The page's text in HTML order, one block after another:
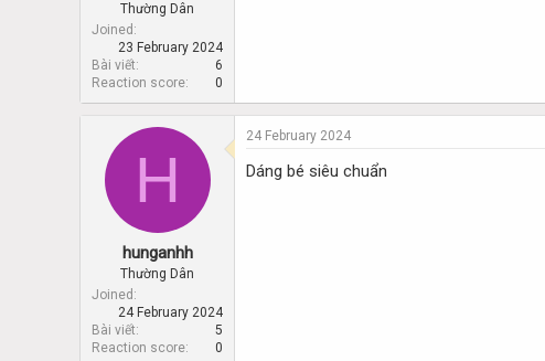
Thường Dân
Joined
23 February 2024
Bài viết
6
Reaction score
0
H
hunganhh
Thường Dân
Joined
24 February 2024
Bài viết
5
Reaction score
0
24 February 2024
Dáng bé siêu chuẩn